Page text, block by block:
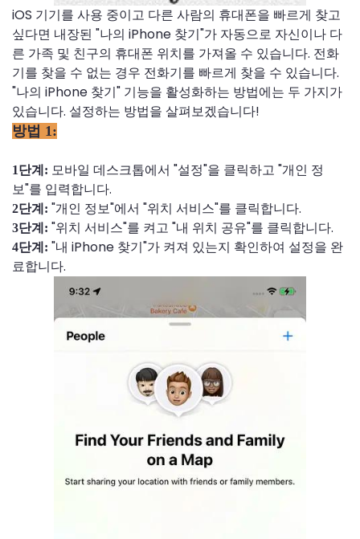
iOS 기기를 사용 중이고 다른 사람의 휴대폰을 빠르게 찾고
싶다면 내장된 "나의 iPhone 찾기"가 자동으로 자신이나 다
른 가족 및 친구의 휴대폰 위치를 가져올 수 있습니다. 전화
기를 찾을 수 없는 경우 전화기를 빠르게 찾을 수 있습니다.
"나의 iPhone 찾기" 기능을 활성화하는 방법에는 두 가지가
있습니다. 설정하는 방법을 살펴보겠습니다!
방법 1:
1단계: 모바일 데스크톱에서 "설정"을 클릭하고 "개인 정
보"를 입력합니다.
2단계: "개인 정보"에서 "위치 서비스"를 클릭합니다.
3단계: "위치 서비스"를 켜고 "내 위치 공유"를 클릭합니다.
4단계: "내 iPhone 찾기"가 켜져 있는지 확인하여 설정을 완
료합니다.